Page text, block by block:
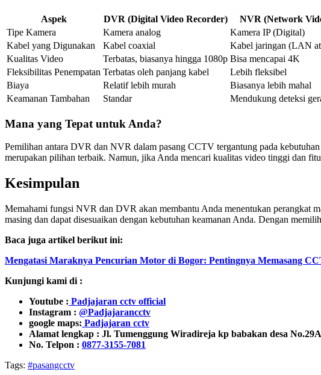
Aspek DVR (Digital Video Recorder)
NVR (Network
Tipe Kamera
Kamera analog
Kamera IP (Digital)
Kabel yang Digunakan
Kabel coaxial
Kabel jaringan (LAN
Kualitas Video
Terbatas, biasanya hingga 1080p Bisa mencapai 4K
Fleksibilitas Penempatan Terbatas oleh panjang kabel
Lebih fleksibel
Biaya
Relatif lebih murah
Biasanya lebih mahal
Keamanan Tambahan
Standar Mendukung deteksi
Mana yang Tepat untuk Anda?
Pemilihan antara DVR dan NVR dalam pasang CCTV tergantung pada
merupakan pilihan terbaik. Namun, jika Anda mencari kualitas video tinggi dan
Kesimpulan
Memahami fungsi NVR dan DVR akan membantu Anda menentukan perangkat
masing dan dapat disesuaikan dengan kebutuhan keamanan Anda. Dengan
Baca juga artikel berikut ini:
Mengatasi Maraknya Pencurian Motor di Bogor: Pentingnya Memasang
Kunjungi kami di :
Youtube : Padjajaran cctv official
Instagram : @Padjajarancctv
google maps: Padjajaran cctv
Alamat lengkap : Jl. Tumenggung Wiradireja kp babakan desa
No. Telpon : 0877-3155-7081
Tags: #pasangcctv